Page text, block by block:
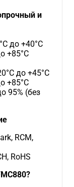
и
до +40°C
+85°C
до +45°C
+85°C
95% (без
RCM,
RoHS